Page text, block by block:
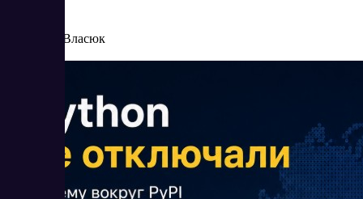
Елена Власюк